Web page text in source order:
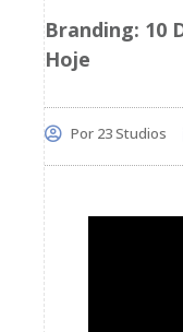
Branding: 10
Hoje
Por 23 Studios